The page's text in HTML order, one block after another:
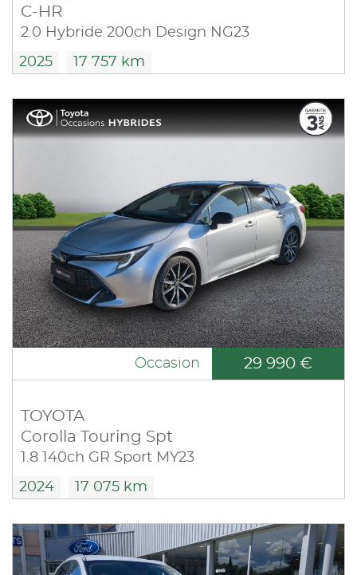
C-HR
2.0 Hybride 200ch Design NG23
2025 17 757 km
Occasion 29 990 €
TOYOTA
Corolla Touring Spt
1.8 140ch GR Sport MY23
2024 17 075 km